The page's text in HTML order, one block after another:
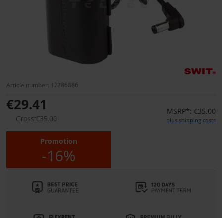
Article number: 12286886
€29.41
Gross:€35.00
MSRP*: €35.00
plus shipping costs
Promotion
-16%